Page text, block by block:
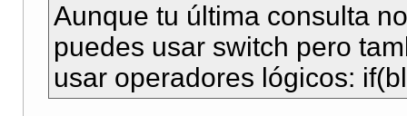
Aunque tu última consulta
puedes usar switch pero
usar operadores lógicos: